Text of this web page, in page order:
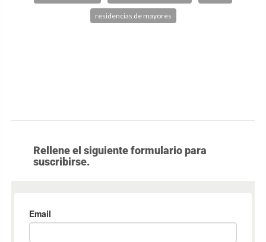
residencias de mayores
Rellene el siguiente formulario para
suscribirse.